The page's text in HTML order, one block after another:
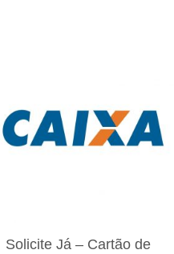
Solicite Já – Cartão de